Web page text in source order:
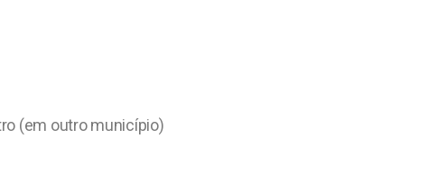
(em outro município)